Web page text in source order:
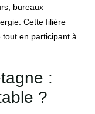
bureaux
Cette filière
tout en participant à
:
?